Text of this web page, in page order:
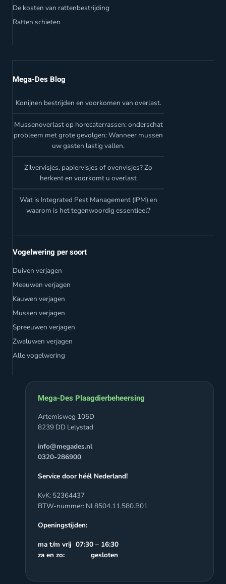
De kosten van rattenbestrijding
Ratten schieten
Mega-Des Blog
Konijnen bestrijden en voorkomen van overlast.
Mussenoverlast op horecaterrassen: onderschat
probleem met grote gevolgen: Wanneer mussen
uw gasten lastig vallen.
Zilvervisjes, papiervisjes of ovenvisjes? Zo
herkent en voorkomt u overlast
Wat is Integrated Pest Management (IPM) en
waarom is het tegenwoordig essentieel?
Vogelwering per soort
Duiven verjagen
Meeuwen verjagen
Kauwen verjagen
Mussen verjagen
Spreeuwen verjagen
Zwaluwen verjagen
Alle vogelwering
Mega-Des Plaagdierbeheersing
Artemisweg 105D
8239 DD Lelystad
info@megades.nl
0320-286900
Service door héél Nederland!
KvK: 52364437
BTW-nummer: NL8504.11.580.B01
Openingstijden:
ma t/m vrij 07:30 – 16:30
za en zo: gesloten